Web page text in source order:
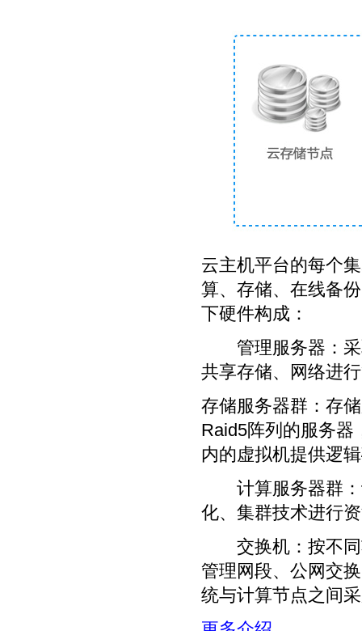
云主机平台的每个
算、存储、在线备
下硬件构成：
管理服务器：采
共享存储、网络进
存储服务器群：存
Raid5阵列的服务器
内的虚拟机提供逻
计算服务器群：
化、集群技术进行
交换机：按不同
管理网段、公网交
统与计算节点之间